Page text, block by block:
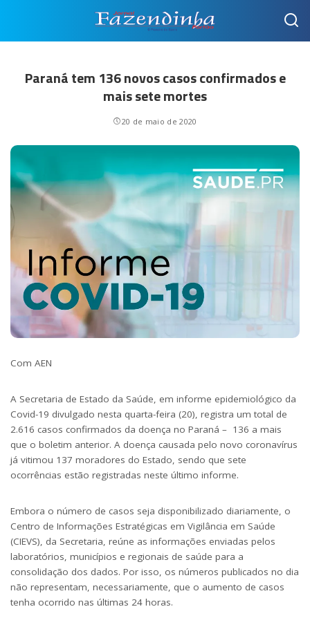
Paraná tem 136 novos casos confirmados e
mais sete mortes
20 de maio de 2020
Com AEN
A Secretaria de Estado da Saúde, em informe epidemiológico da
Covid-19 divulgado nesta quarta-feira (20), registra um total de
2.616 casos confirmados da doença no Paraná – 136 a mais
que o boletim anterior. A doença causada pelo novo coronavírus
já vitimou 137 moradores do Estado, sendo que sete
ocorrências estão registradas neste último informe.
Embora o número de casos seja disponibilizado diariamente, o
Centro de Informações Estratégicas em Vigilância em Saúde
(CIEVS), da Secretaria, reúne as informações enviadas pelos
laboratórios, municípios e regionais de saúde para a
consolidação dos dados. Por isso, os números publicados no dia
não representam, necessariamente, que o aumento de casos
tenha ocorrido nas últimas 24 horas.